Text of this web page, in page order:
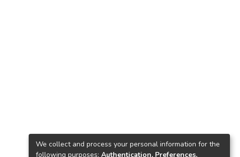
We collect and process your personal information for the
following purposes: Authentication, Preferences,